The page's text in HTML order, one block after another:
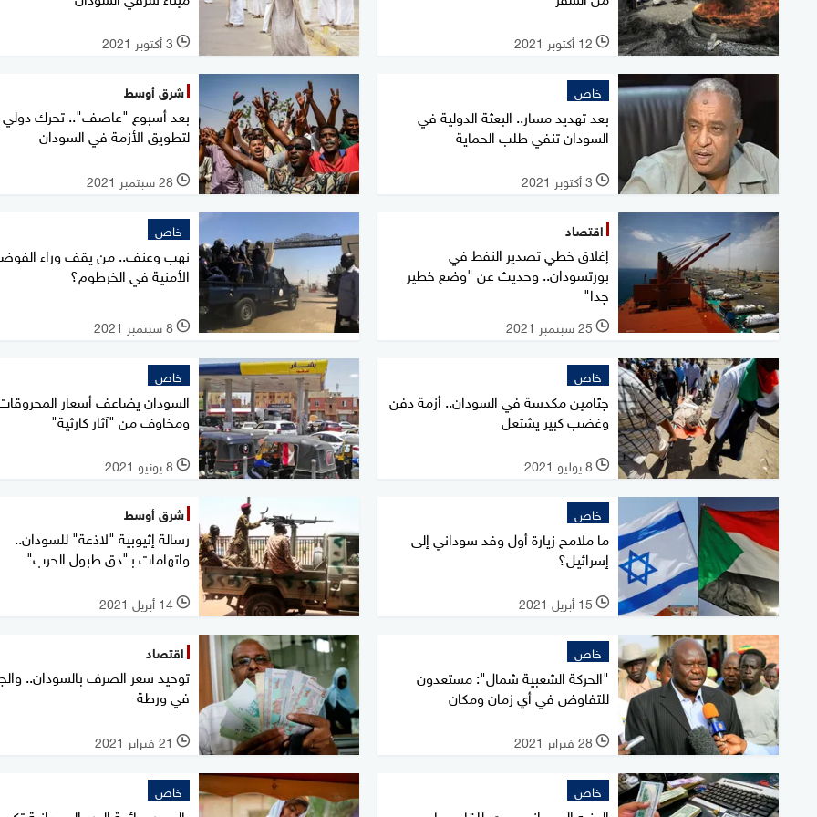
l 12 أكتوبر 2021 l 3 أكتوبر 2021
خاص
بعد تهديد مسار.. البعثة الدولية في
السودان تنفي طلب الحماية
l 3 أكتوبر 2021
شرق أوسط
بعد أسبوع "عاصف".. تحرك دولي
لتطويق الأزمة في السودان
l 28 سبتمبر 2021
اقتصاد
إغلاق خطي تصدير النفط في
بورتسودان.. وحديث عن "وضع خطير
جدا"
l 25 سبتمبر 2021
خاص
نهب وعنف.. من يقف وراء
الأمنية في الخرطوم؟
l 8 سبتمبر 2021
خاص
جثامين مكدسة في السودان.. أزمة دفن
وغضب كبير يشتعل
l 8 يوليو 2021
خاص
السودان يضاعف أسعار
ومخاوف من "آثار كارثية"
l 8 يونيو 2021
خاص
ما ملامح زيارة أول وفد سوداني إلى
إسرائيل؟
l 15 أبريل 2021
شرق أوسط
رسالة إثيوبية "لاذعة" للسودان..
واتهامات بـ"دق طبول الحرب"
l 14 أبريل 2021
خاص
"الحركة الشعبية شمال": مستعدون
للتفاوض في أي زمان ومكان
l 28 فبراير 2021
اقتصاد
توحيد سعر الصرف بالسودان..
في ورطة
l 21 فبراير 2021
خاص خاص